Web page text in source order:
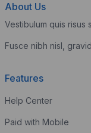
About Us
Vestibulum quis
Fusce nibh nisl,
Features
Help Center
Paid with Mobile